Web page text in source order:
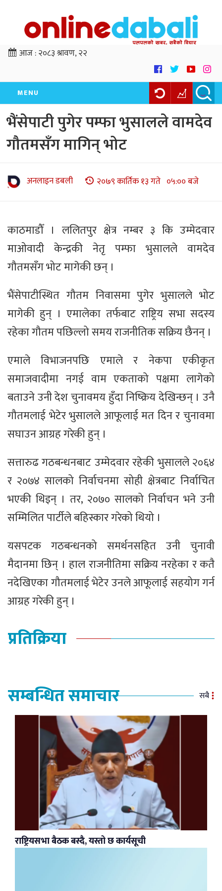
आज :२०८३ श्रावण, २२
MENU
भैंसेपाटी पुगेर पम्फा भुसालले वामदेव
गौतमसँग मागिन् भोट
अनलाइन डबली २०७९ कार्तिक १३ गते ०५:०० बजे
काठमाडौँ । ललितपुर क्षेत्र नम्बर ३ कि उम्मेदवार
माओवादी केन्द्रकी नेतृ पम्फा भुसालले वामदेव
गौतमसँग भोट मागेकी छन् ।
भैंसेपाटीस्थित गौतम निवासमा पुगेर भुसालले भोट
मागेकी हुन् । एमालेका तर्फबाट राष्ट्रिय सभा सदस्य
रहेका गौतम पछिल्लो समय राजनीतिक सक्रिय छैनन् ।
एमाले विभाजनपछि एमाले र नेकपा एकीकृत
समाजवादीमा नगई वाम एकताको पक्षमा लागेको
बताउने उनी देश चुनावमय हुँदा निष्क्रिय देखिन्छन् । उनै
गौतमलाई भेटेर भुसालले आफूलाई मत दिन र चुनावमा
सघाउन आग्रह गरेकी हुन् ।
सत्तारुढ गठबन्धनबाट उम्मेदवार रहेकी भुसालले २०६४
र २०७४ सालको निर्वाचनमा सोही क्षेत्रबाट निर्वाचित
भएकी थिइन् । तर, २०७० सालको निर्वाचन भने उनी
सम्मिलित पार्टीले बहिस्कार गरेको थियो ।
यसपटक गठबन्धनको समर्थनसहित उनी चुनावी
मैदानमा छिन् । हाल राजनीतिमा सक्रिय नरहेका र कतै
नदेखिएका गौतमलाई भेटेर उनले आफूलाई सहयोग गर्न
आग्रह गरेकी हुन् ।
प्रतिक्रिया
सम्बन्धित समाचार सबै
राष्ट्रियसभा बैठक बस्दै, यस्तो छ कार्यसूची